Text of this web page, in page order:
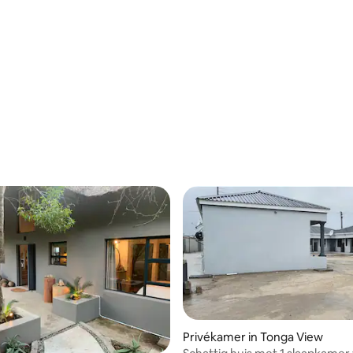
van 5 uit 5, 18 recensies
Privékamer in Tonga View